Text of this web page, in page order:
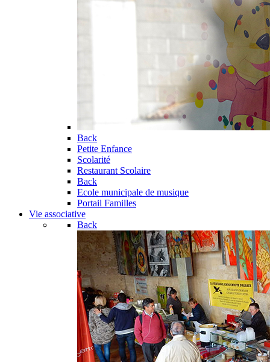
Back
Petite Enfance
Scolarité
Restaurant Scolaire
Back
Ecole municipale de musique
Portail Familles
Vie associative
Back